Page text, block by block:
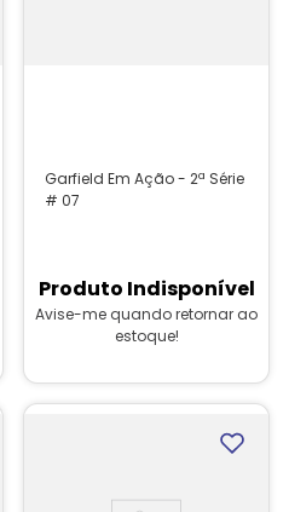
Garfield Em Ação - 2ª Série
# 07
Produto Indisponível
Avise-me quando retornar ao
estoque!